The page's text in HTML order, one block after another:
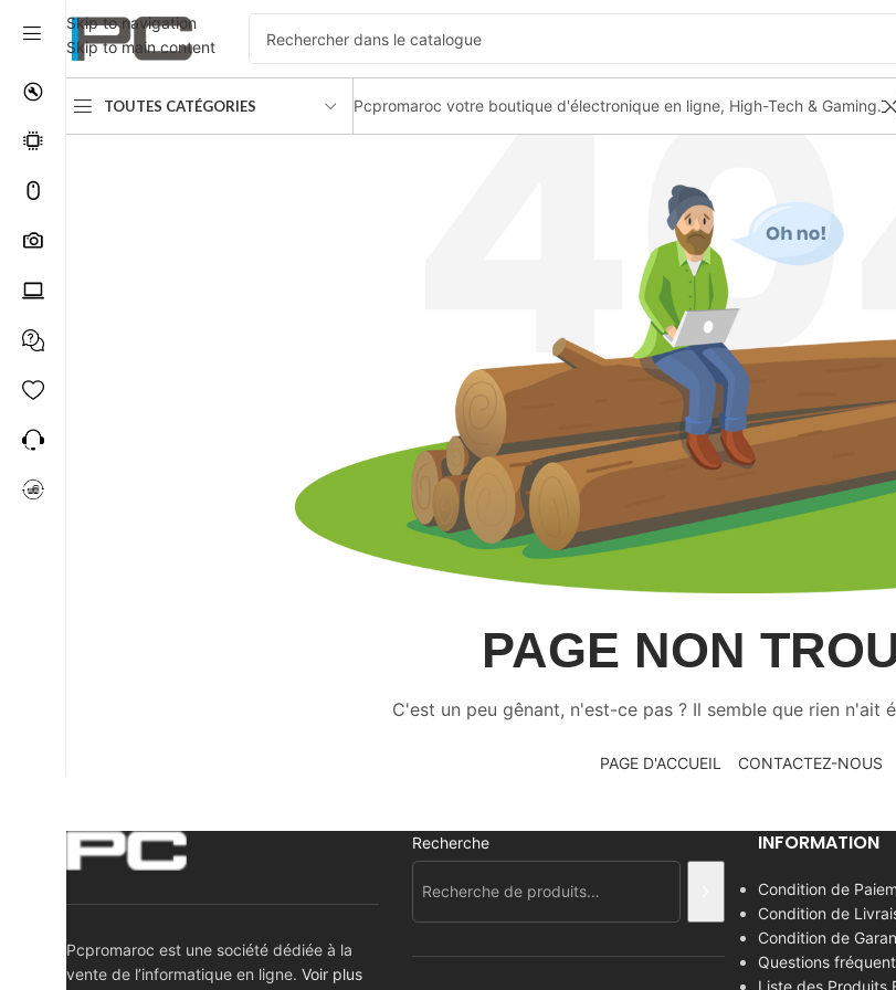
Skip to navigation
Skip to main content
TOUTES CATÉGORIES Pcpromaroc votre boutique d'électronique en ligne, High-Tech & Gaming.
PAGE NON
C'est un peu gênant, n'est-ce pas ? Il semble que rien n'ait
PAGE D'ACCUEIL CONTACTEZ-NOUS
Pcpromaroc est une société dédiée à la
vente de l’informatique en ligne. Voir plus
Recherche INFORMATION
Condition de
Condition de
Condition de
Questions
Liste des Produits